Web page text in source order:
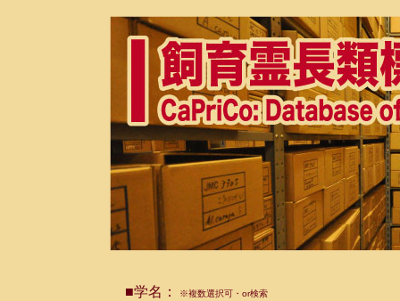
■学名： ※複数選択可・or検索